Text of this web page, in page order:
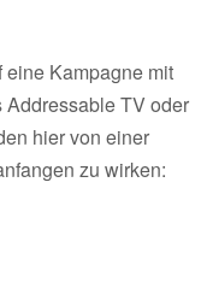
Kampagne mit
TV oder
hier von einer
zu wirken: